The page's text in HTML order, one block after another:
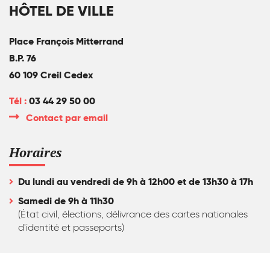
HÔTEL DE VILLE
Place François Mitterrand
B.P. 76
60 109 Creil Cedex
Tél :03 44 29 50 00
Contact par email
Horaires
Du lundi au vendredi de 9h à 12h00 et de 13h30 à 17h
Samedi de 9h à 11h30
(État civil, élections, délivrance des cartes nationales
d'identité et passeports)